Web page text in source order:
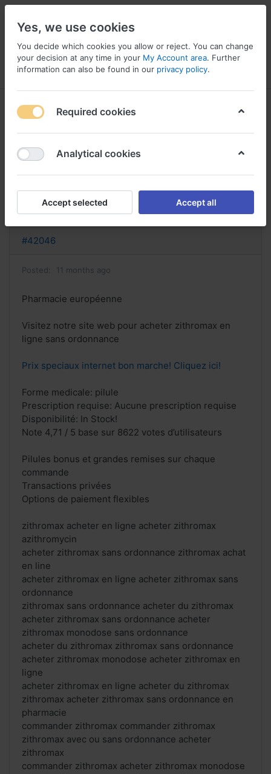
Menu Log in Compare Wishlist
acheter zithromax en ligne acheter
zithromax
Reply
#42046
Posted: 11 months ago
Pharmacie européenne
Visitez notre site web pour acheter zithromax en
ligne sans ordonnance
Prix speciaux internet bon marche! Cliquez ici!
Forme medicale: pilule
Prescription requise: Aucune prescription requise
Disponibilité: In Stock!
Note 4,71 / 5 base sur 8622 votes d’utilisateurs
Pilules bonus et grandes remises sur chaque
commande
Transactions privées
Options de paiement flexibles
zithromax acheter en ligne acheter zithromax
azithromycin
acheter zithromax sans ordonnance zithromax achat
en line
acheter zithromax en ligne acheter zithromax sans
ordonnance
zithromax sans ordonnance acheter du zithromax
acheter zithromax sans ordonnance acheter
zithromax monodose sans ordonnance
acheter du zithromax zithromax sans ordonnance
acheter zithromax monodose acheter zithromax en
ligne
acheter zithromax en ligne acheter du zithromax
zithromax acheter zithromax sans ordonnance en
pharmacie
commander zithromax commander zithromax
zithromax avec ou sans ordonnance acheter
zithromax
commander zithromax acheter zithromax monodose
Yes, we use cookies
You decide which cookies you allow or reject. You can change
your decision at any time in your My Account area. Further
information can also be found in our privacy policy.
Required cookies
Analytical cookies
Accept selected Accept all